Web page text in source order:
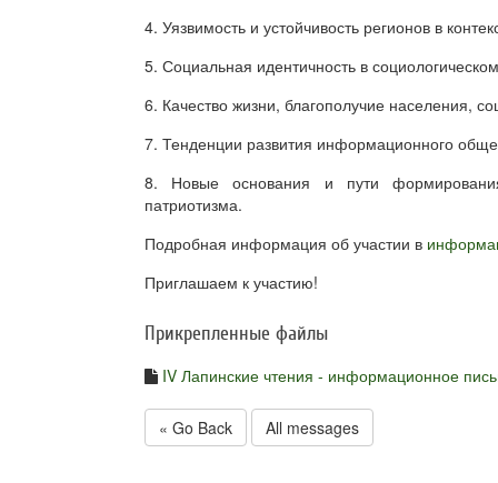
4. Уязвимость и устойчивость регионов в
5. Социальная идентичность в
6. Качество жизни, благополучие населения,
7. Тенденции развития информационного
8. Новые основания и пути формирования
патриотизма.
Подробная информация об участии в
Приглашаем к участию!
Прикрепленные файлы
IV Лапинские чтения - информационное
« Go Back All messages